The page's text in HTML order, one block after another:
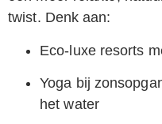
twist. Denk aan:
Eco-luxe resorts
Yoga bij
het water